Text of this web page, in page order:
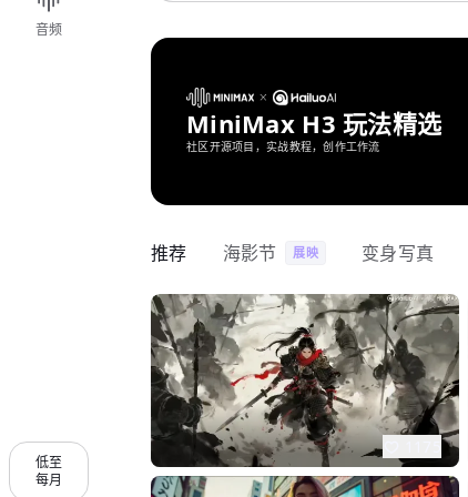
音频
低至
每月
MiniMax H3 玩法精选
社区开源项目，实战教程，创作工作流
推荐 海影节 展映 变身写真